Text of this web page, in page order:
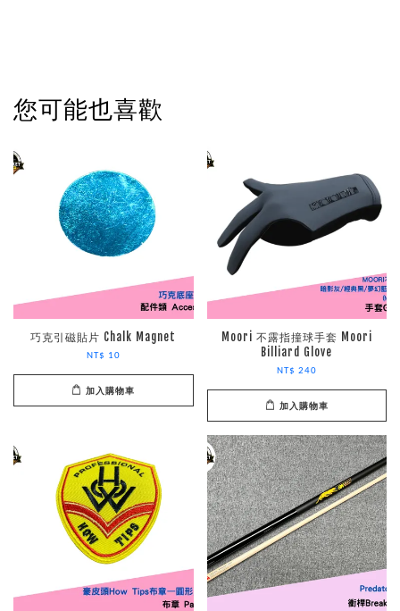
您可能也喜歡
巧克引磁貼片 Chalk Magnet
NT$ 10
加入購物車
Moori 不露指撞球手套 Moori
Billiard Glove
NT$ 240
加入購物車